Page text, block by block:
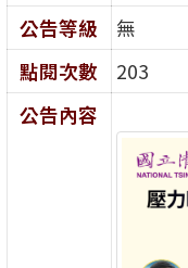
公告等級
無
點閱次數
203
公告內容